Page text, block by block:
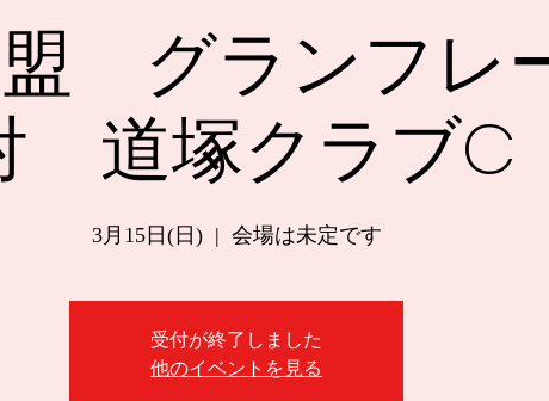
グランフレ
道塚クラブC
3月15日(日)
  |
会場は未定です
受付が終了しました
他のイベントを見る